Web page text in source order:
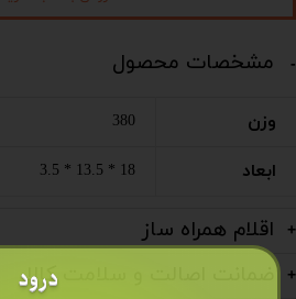
مشخصات محصول
وزن 380
ابعاد 18 * 13.5 * 3.5
اقلام همراه ساز
ضمانت اصالت و سلامت کالا
درود